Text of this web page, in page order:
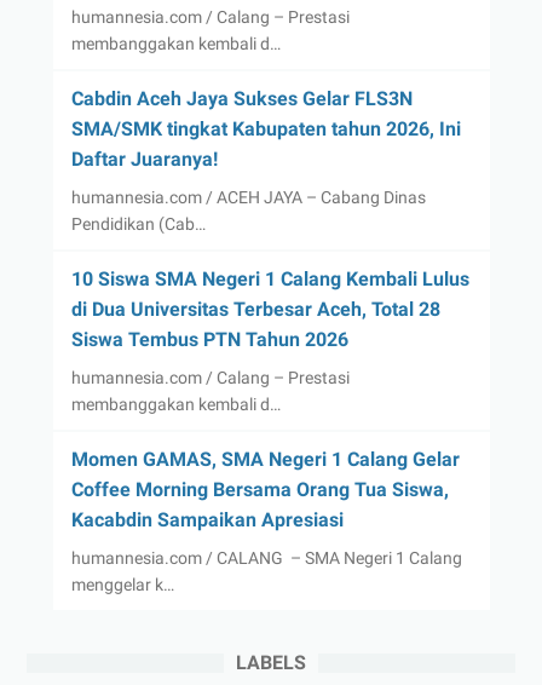
humannesia.com / Calang – Prestasi
membanggakan kembali d…
Cabdin Aceh Jaya Sukses Gelar FLS3N
SMA/SMK tingkat Kabupaten tahun 2026, Ini
Daftar Juaranya!
humannesia.com / ACEH JAYA – Cabang Dinas
Pendidikan (Cab…
10 Siswa SMA Negeri 1 Calang Kembali Lulus
di Dua Universitas Terbesar Aceh, Total 28
Siswa Tembus PTN Tahun 2026
humannesia.com / Calang – Prestasi
membanggakan kembali d…
Momen GAMAS, SMA Negeri 1 Calang Gelar
Coffee Morning Bersama Orang Tua Siswa,
Kacabdin Sampaikan Apresiasi
humannesia.com / CALANG – SMA Negeri 1 Calang
menggelar k…
LABELS